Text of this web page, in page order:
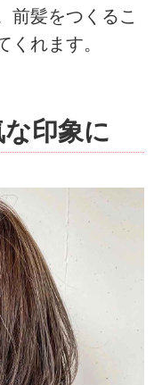
前髪をつくるこ
くれます。
印象に